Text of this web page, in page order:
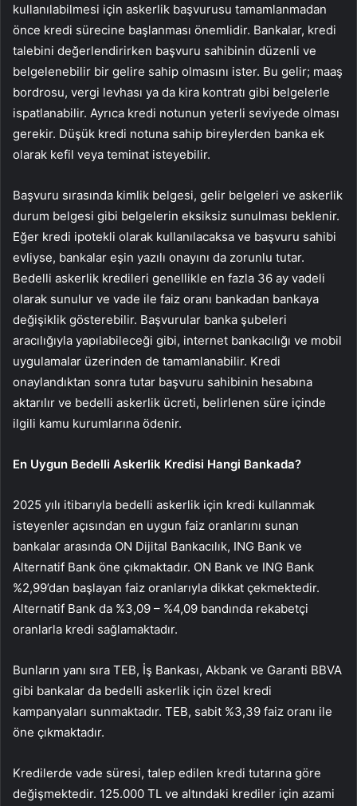
kullanılabilmesi için askerlik başvurusu tamamlanmadan
önce kredi sürecine başlanması önemlidir. Bankalar, kredi
talebini değerlendirirken başvuru sahibinin düzenli ve
belgelenebilir bir gelire sahip olmasını ister. Bu gelir; maaş
bordrosu, vergi levhası ya da kira kontratı gibi belgelerle
ispatlanabilir. Ayrıca kredi notunun yeterli seviyede olması
gerekir. Düşük kredi notuna sahip bireylerden banka ek
olarak kefil veya teminat isteyebilir.
Başvuru sırasında kimlik belgesi, gelir belgeleri ve askerlik
durum belgesi gibi belgelerin eksiksiz sunulması beklenir.
Eğer kredi ipotekli olarak kullanılacaksa ve başvuru sahibi
evliyse, bankalar eşin yazılı onayını da zorunlu tutar.
Bedelli askerlik kredileri genellikle en fazla 36 ay vadeli
olarak sunulur ve vade ile faiz oranı bankadan bankaya
değişiklik gösterebilir. Başvurular banka şubeleri
aracılığıyla yapılabileceği gibi, internet bankacılığı ve mobil
uygulamalar üzerinden de tamamlanabilir. Kredi
onaylandıktan sonra tutar başvuru sahibinin hesabına
aktarılır ve bedelli askerlik ücreti, belirlenen süre içinde
ilgili kamu kurumlarına ödenir.
En Uygun Bedelli Askerlik Kredisi Hangi Bankada?
2025 yılı itibarıyla bedelli askerlik için kredi kullanmak
isteyenler açısından en uygun faiz oranlarını sunan
bankalar arasında ON Dijital Bankacılık, ING Bank ve
Alternatif Bank öne çıkmaktadır. ON Bank ve ING Bank
%2,99’dan başlayan faiz oranlarıyla dikkat çekmektedir.
Alternatif Bank da %3,09 – %4,09 bandında rekabetçi
oranlarla kredi sağlamaktadır.
Bunların yanı sıra TEB, İş Bankası, Akbank ve Garanti BBVA
gibi bankalar da bedelli askerlik için özel kredi
kampanyaları sunmaktadır. TEB, sabit %3,39 faiz oranı ile
öne çıkmaktadır.
Kredilerde vade süresi, talep edilen kredi tutarına göre
değişmektedir. 125.000 TL ve altındaki krediler için azami